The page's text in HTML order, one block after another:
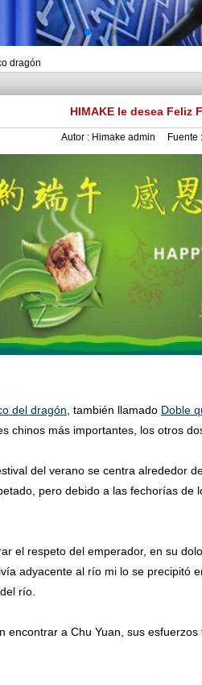
dragón
HIMAKE le desea Feliz
Autor : Himake admin Fuente :
del dragón , también llamado Doble
chinos más importantes, los otros
verano se centra alrededor de
pero debido a las fechorías
del emperador, en su dolor
adyacente al río mi lo se precipitó
río.
a Chu Yuan, sus esfuerzos